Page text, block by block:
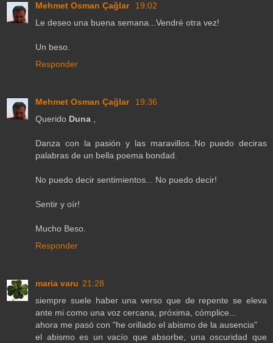
Mehmet Osman Çağlar
19:02
Le deseo una buena semana...Vendré otra vez!
Un beso.
Responder
Mehmet Osman Çağlar
19:36
Querido Duna ,
Danza con la pasión y las maravillos..No puedo deciras
palabras de un bella poema bondad.
No puedo decir sentimientos... No puedo decir!
Sentir y oír!
Mucho Beso.
Responder
maria varu 21:28
siempre suele haber una verso que de repente se eleva
ante mi como una voz cercana, próxima, cómplice...
ahora me pasó con "he orillado el abismo de la ausencia"
el abismo es un vacío que absorbe, una oscuridad que